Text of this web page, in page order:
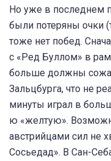
Но уже в последнем
были потеряны очки
тоже нет побед.
с «Ред Буллом» в
больше должны
Зальцбурга, что не
минуты играл в
ю «желтую».
австрийцами сил не
Сосьедад». В Сан-